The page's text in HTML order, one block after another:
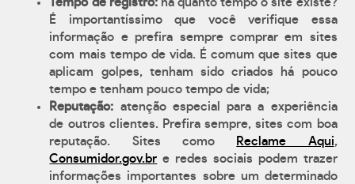
É importantíssimo que você verifique essa
informação e prefira sempre comprar em sites
com mais tempo de vida. É comum que sites que
aplicam golpes, tenham sido criados há pouco
tempo e tenham pouco tempo de vida;
Reputação: atenção especial para a experiência
de outros clientes. Prefira sempre, sites com boa
reputação. Sites como
Reclame Aqui,
Consumidor.gov.br e redes sociais podem trazer
informações importantes sobre um determinado